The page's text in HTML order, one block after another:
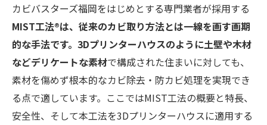
カビバスターズ福岡をはじめとする専門業者が採用する
MIST工法®は、従来のカビ取り方法とは一線を画す画期
的な手法です。3Dプリンターハウスのように土壁や木材
などデリケートな素材で構成された住まいに対しても、
素材を傷めず根本的なカビ除去・防カビ処理を実現でき
る点で適しています。ここではMIST工法の概要と特長、
安全性、そして本工法を3Dプリンターハウスに適用する